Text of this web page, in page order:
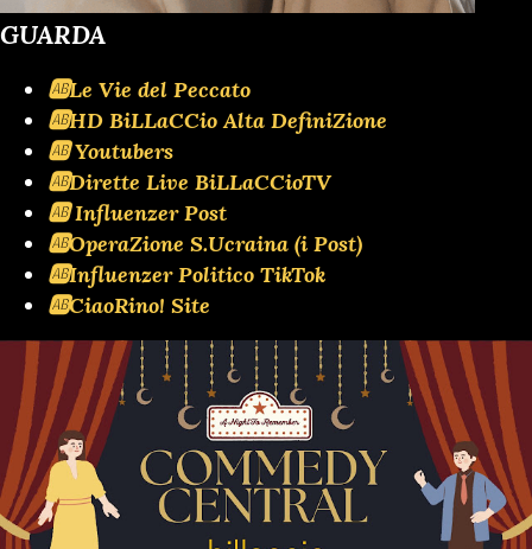
GUARDA
🆎Le Vie del Peccato
🆎HD BiLLaCCio Alta DefiniZione
🆎 Youtubers
🆎Dirette Live BiLLaCCioTV
🆎 Influenzer Post
🆎OperaZione S.Ucraina (i Post)
🆎Influenzer Politico TikTok
🆎CiaoRino! Site